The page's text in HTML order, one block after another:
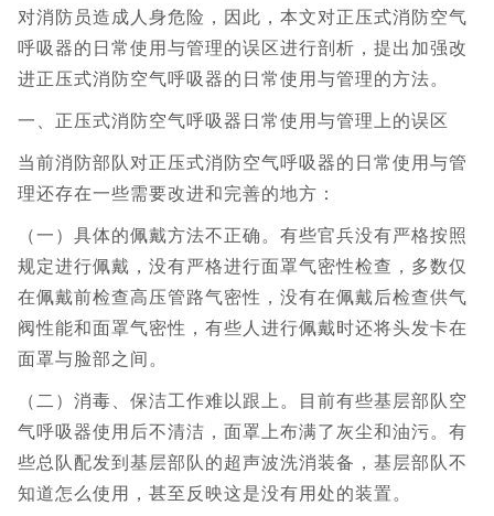
对消防员造成人身危险，因此，本文对正压式消防空气
呼吸器的日常使用与管理的误区进行剖析，提出加强改
进正压式消防空气呼吸器的日常使用与管理的方法。
一、正压式消防空气呼吸器日常使用与管理上的误区
当前消防部队对正压式消防空气呼吸器的日常使用与管
理还存在一些需要改进和完善的地方：
（一）具体的佩戴方法不正确。有些官兵没有严格按照
规定进行佩戴，没有严格进行面罩气密性检查，多数仅
在佩戴前检查高压管路气密性，没有在佩戴后检查供气
阀性能和面罩气密性，有些人进行佩戴时还将头发卡在
面罩与脸部之间。
（二）消毒、保洁工作难以跟上。目前有些基层部队空
气呼吸器使用后不清洁，面罩上布满了灰尘和油污。有
些总队配发到基层部队的超声波洗消装备，基层部队不
知道怎么使用，甚至反映这是没有用处的装置。